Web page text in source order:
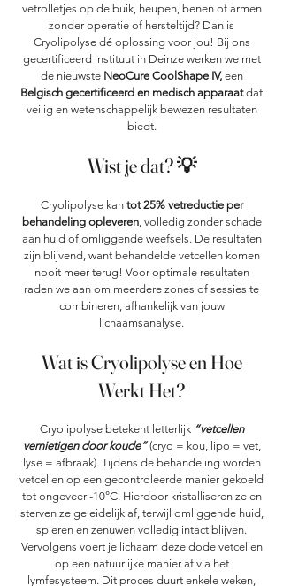
vetrolletjes op de buik, heupen, benen of armen
zonder operatie of hersteltijd? Dan is
Cryolipolyse dé oplossing voor jou! Bij ons
gecertificeerd instituut in Deinze werken we met
de nieuwste NeoCure CoolShape IV,een
Belgisch gecertificeerd en medisch apparaatdat
veilig en wetenschappelijk bewezen resultaten
biedt.
Wist je dat? 💡
Cryolipolyse kan tot 25% vetreductie per
behandeling opleveren, volledig zonder schade
aan huid of omliggende weefsels. De resultaten
zijn blijvend, want behandelde vetcellen komen
nooit meer terug! Voor optimale resultaten
raden we aan om meerdere zones of sessies te
combineren, afhankelijk van jouw
lichaamsanalyse.
Wat is Cryolipolyse en Hoe
Werkt Het?
Cryolipolyse betekent letterlijk “vetcellen
vernietigen door koude”(cryo = kou, lipo = vet,
lyse = afbraak). Tijdens de behandeling worden
vetcellen op een gecontroleerde manier gekoeld
tot ongeveer -10°C. Hierdoor kristalliseren ze en
sterven ze geleidelijk af, terwijl omliggende huid,
spieren en zenuwen volledig intact blijven.
Vervolgens voert je lichaam deze dode vetcellen
op een natuurlijke manier af via het
lymfesysteem. Dit proces duurt enkele weken,